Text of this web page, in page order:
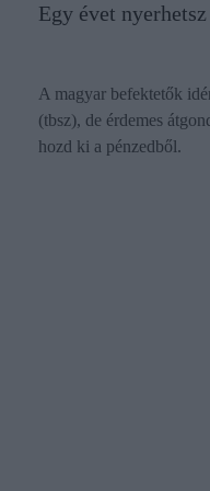
Egy évet
A magyar befektetők
(tbsz), de érdemes
hozd ki a pénzedből.